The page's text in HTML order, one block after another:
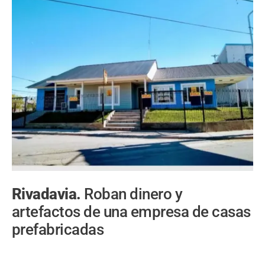
Rivadavia. Roban dinero y
artefactos de una empresa de casas
prefabricadas